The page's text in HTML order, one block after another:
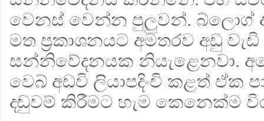
වෙනස් වෙන්න පුලුවන්. බ්ලොග්
මත ප්‍ර‍කාශනයට අමතරව අඩු
සන්නිවේදනයක නියැළෙනවා.
වෙබ් අඩවි ලියාපදිංචි කළත් ඒක
දඬුවම් කිරීමට හැම කෙනෙක්ම